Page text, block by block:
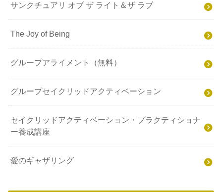
サンクチュアリ オブ ザ ライト＆ザ ラブ
The Joy of Being
グループアライメント（無料）
グループセイクリッドアクティベーション
セイクリッドアクティベーション・プラクティショナ
ー養成講座
愛のギャザリング